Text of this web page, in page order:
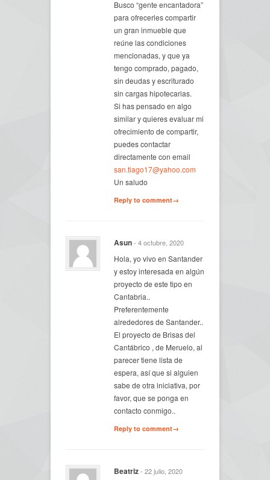
Busco “gente encantadora”
para ofrecerles compartir
un gran inmueble que
reúne las condiciones
mencionadas, y que ya
tengo comprado, pagado,
sin deudas y escriturado
sin cargas hipotecarias.
Si has pensado en algo
similar y quieres evaluar mi
ofrecimiento de compartir,
puedes contactar
directamente con email
san.tiago17@yahoo.com
Un saludo
Reply to comment→
Asun- 4 octubre, 2020
Hola, yo vivo en Santander
y estoy interesada en algún
proyecto de este tipo en
Cantabria..
Preferentemente
alrededores de Santander..
El proyecto de Brisas del
Cantábrico , de Meruelo, al
parecer tiene lista de
espera, así que si alguien
sabe de otra iniciativa, por
favor, que se ponga en
contacto conmigo..
Reply to comment→
Beatriz- 22 julio, 2020